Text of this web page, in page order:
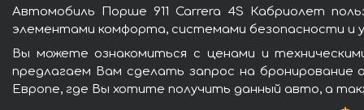
Автомобиль Порше 911 Carrera 4S Кабриолет
элементами комфорта, системами безопасности и
Вы можете ознакомиться с ценами и
предлагаем Вам сделать запрос на
Европе, где Вы хотите получить данный авто, а